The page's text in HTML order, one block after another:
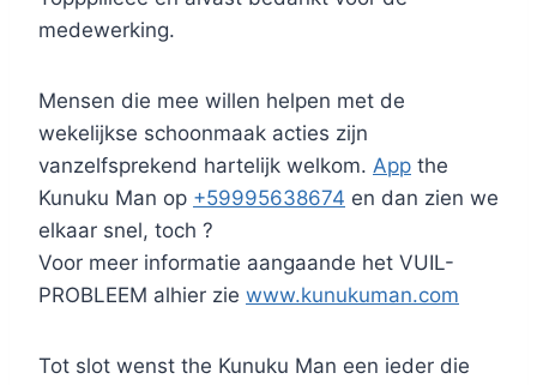
medewerking.
Mensen die mee willen helpen met de
wekelijkse schoonmaak acties zijn
vanzelfsprekend hartelijk welkom. App the
Kunuku Man op +59995638674 en dan zien we
elkaar snel, toch ?
Voor meer informatie aangaande het VUIL-
PROBLEEM alhier zie www.kunukuman.com
Tot slot wenst the Kunuku Man een ieder die